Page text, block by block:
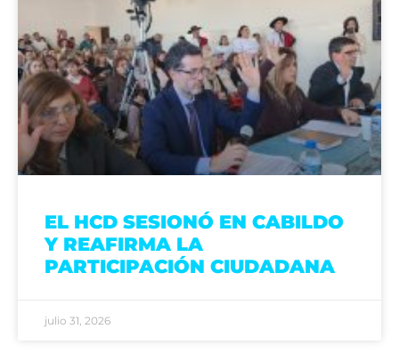
EL HCD SESIONÓ EN CABILDO
Y REAFIRMA LA
PARTICIPACIÓN CIUDADANA
julio 31, 2026